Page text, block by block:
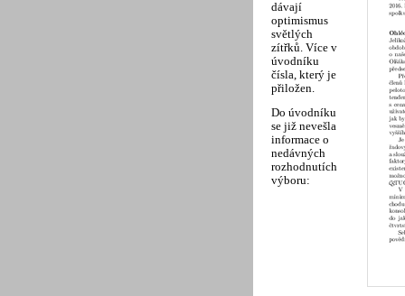
dávají
optimismus
světlých
zítřků. Více v
úvodníku
čísla, který je
přiložen.
Do úvodníku
se již nevešla
informace o
nedávných
rozhodnutích
výboru: